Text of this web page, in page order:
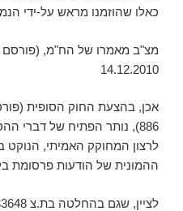
כאלו שהוזמנו מראש על-ידי
14.12.2010
886), נותר הפתיח של דברי
לרצון המחוקק האמיתי,
ההמונית של הודעות פרסומת